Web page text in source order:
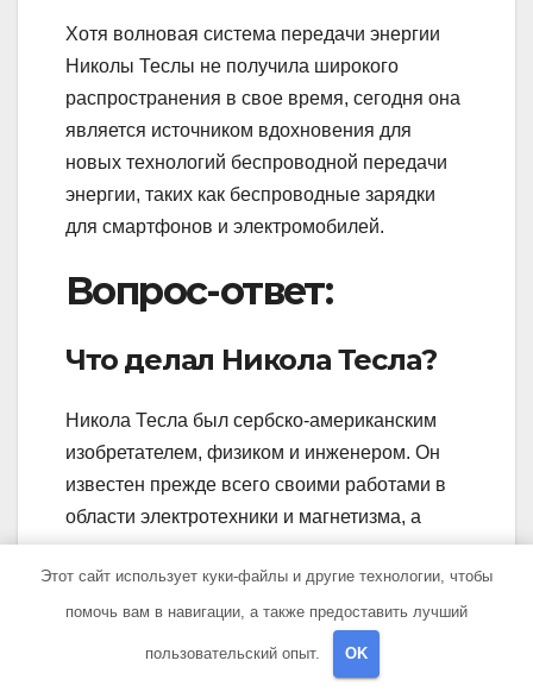
Хотя волновая система передачи энергии
Николы Теслы не получила широкого
распространения в свое время, сегодня она
является источником вдохновения для
новых технологий беспроводной передачи
энергии, таких как беспроводные зарядки
для смартфонов и электромобилей.
Вопрос-ответ:
Что делал Никола Тесла?
Никола Тесла был сербско-американским
изобретателем, физиком и инженером. Он
известен прежде всего своими работами в
области электротехники и магнетизма, а
также построил первую систему для
передачи электрической энергии на большие
расстояния.
Какие открытия сделал
Этот сайт использует куки-файлы и другие технологии, чтобы
помочь вам в навигации, а также предоставить лучший
пользовательский опыт. OK